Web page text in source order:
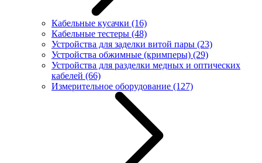
Кабельные кусачки (16)
Кабельные тестеры (48)
Устройства для заделки витой пары (23)
Устройства обжимные (кримперы) (29)
Устройства для разделки медных и оптических
кабелей (66)
Измерительное оборудование (127)